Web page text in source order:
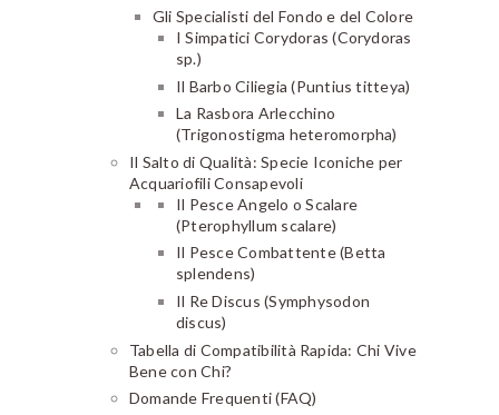
Gli Specialisti del Fondo e del Colore
I Simpatici Corydoras (Corydoras
sp.)
Il Barbo Ciliegia (Puntius titteya)
La Rasbora Arlecchino
(Trigonostigma heteromorpha)
Il Salto di Qualità: Specie Iconiche per
Acquariofili Consapevoli
Il Pesce Angelo o Scalare
(Pterophyllum scalare)
Il Pesce Combattente (Betta
splendens)
Il Re Discus (Symphysodon
discus)
Tabella di Compatibilità Rapida: Chi Vive
Bene con Chi?
Domande Frequenti (FAQ)